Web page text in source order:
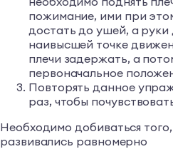
пожимание, ими при
достать до ушей, а
наивысшей точке
плечи задержать, а
первоначальное
Повторять данное
раз, чтобы
Необходимо добиваться
развивались равномерно